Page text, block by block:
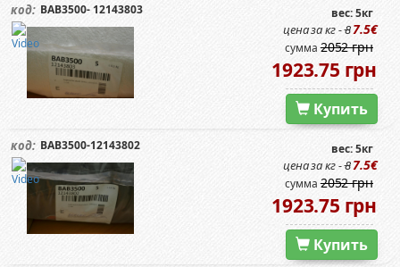
код: BAB3500- 12143803 вес: 5кг
цена за кг -87.5€
сумма2052 грн
1923.75 грн
Купить
код: BAB3500-12143802 вес: 5кг
цена за кг -87.5€
сумма2052 грн
1923.75 грн
Купить